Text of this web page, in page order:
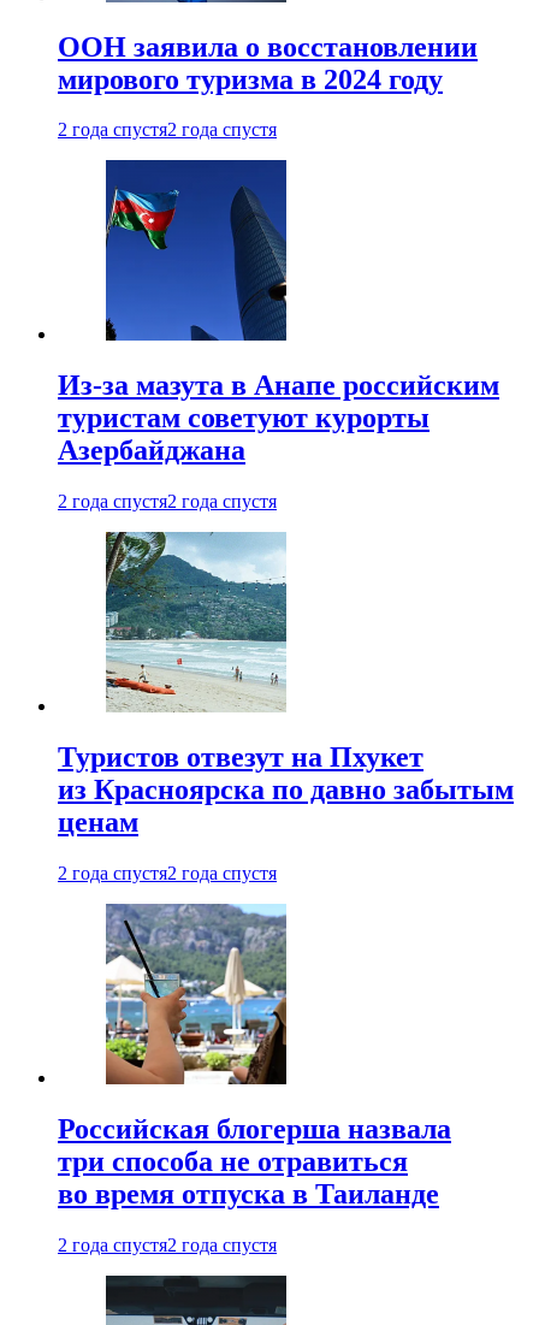
ООН заявила о восстановлении
мирового туризма в 2024 году
2 года спустя2 года спустя
Из-за мазута в Анапе российским
туристам советуют курорты
Азербайджана
2 года спустя2 года спустя
Туристов отвезут на Пхукет
из Красноярска по давно забытым
ценам
2 года спустя2 года спустя
Российская блогерша назвала
три способа не отравиться
во время отпуска в Таиланде
2 года спустя2 года спустя